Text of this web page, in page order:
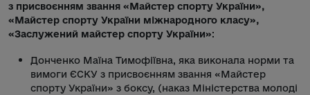
з присвоєнням звання «Майстер спорту України»,
«Майстер спорту України міжнародного класу»,
«Заслужений майстер спорту України»:
Донченко Маїна Тимофіївна, яка виконала норми та
вимоги ЄСКУ з присвоєнням звання «Майстер
спорту України» з боксу, (наказ Міністерства молоді